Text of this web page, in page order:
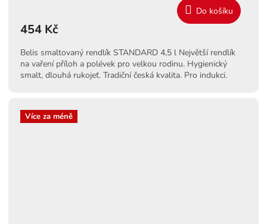
454 Kč
Do košíku
Belis smaltovaný rendlík STANDARD 4,5 l Největší rendlík
na vaření příloh a polévek pro velkou rodinu. Hygienický
smalt, dlouhá rukojeť. Tradiční česká kvalita. Pro indukci.
Více za méně